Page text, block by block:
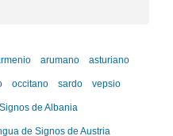
arumano asturiano
occitano sardo vepsio
de Albania
de Signos de Austria